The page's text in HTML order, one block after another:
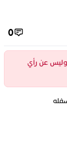
0
وليس عن رأي